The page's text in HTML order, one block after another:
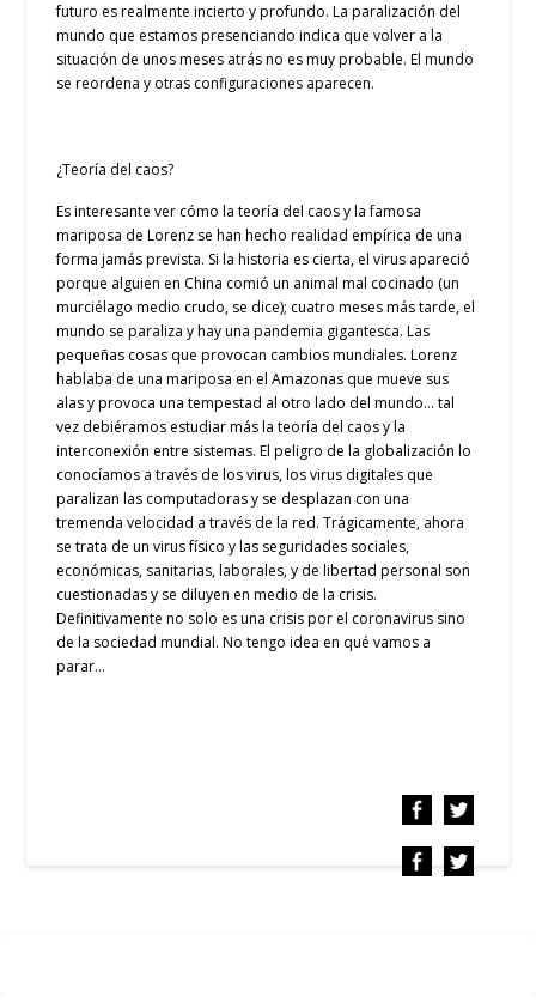
futuro es realmente incierto y profundo. La paralización del
mundo que estamos presenciando indica que volver a la
situación de unos meses atrás no es muy probable. El mundo
se reordena y otras configuraciones aparecen.
¿Teoría del caos?
Es interesante ver cómo la teoría del caos y la famosa
mariposa de Lorenz se han hecho realidad empírica de una
forma jamás prevista. Si la historia es cierta, el virus apareció
porque alguien en China comió un animal mal cocinado (un
murciélago medio crudo, se dice); cuatro meses más tarde, el
mundo se paraliza y hay una pandemia gigantesca. Las
pequeñas cosas que provocan cambios mundiales. Lorenz
hablaba de una mariposa en el Amazonas que mueve sus
alas y provoca una tempestad al otro lado del mundo… tal
vez debiéramos estudiar más la teoría del caos y la
interconexión entre sistemas. El peligro de la globalización lo
conocíamos a través de los virus, los virus digitales que
paralizan las computadoras y se desplazan con una
tremenda velocidad a través de la red. Trágicamente, ahora
se trata de un virus físico y las seguridades sociales,
económicas, sanitarias, laborales, y de libertad personal son
cuestionadas y se diluyen en medio de la crisis.
Definitivamente no solo es una crisis por el coronavirus sino
de la sociedad mundial. No tengo idea en qué vamos a
parar…